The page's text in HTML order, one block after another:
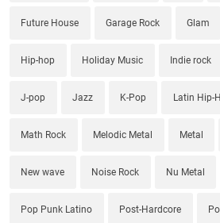
Future House Garage Rock Glam
Hip-hop Holiday Music Indie rock
J-pop Jazz K-Pop Latin Hip-
Math Rock Melodic Metal Metal
New wave Noise Rock Nu Metal
Pop Punk Latino Post-Hardcore